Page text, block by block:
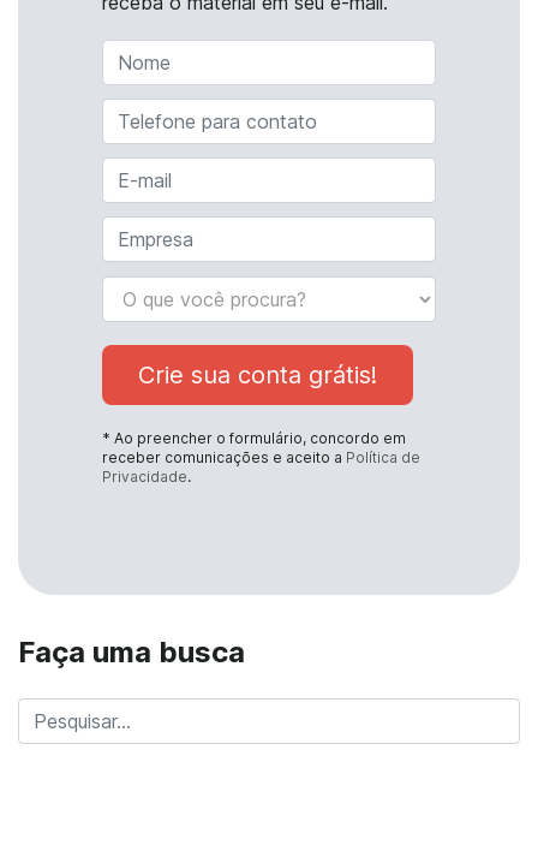
Crie sua conta grátis!
* Ao preencher o formulário, concordo em
receber comunicações e aceito a Política de
Privacidade.
Faça uma busca